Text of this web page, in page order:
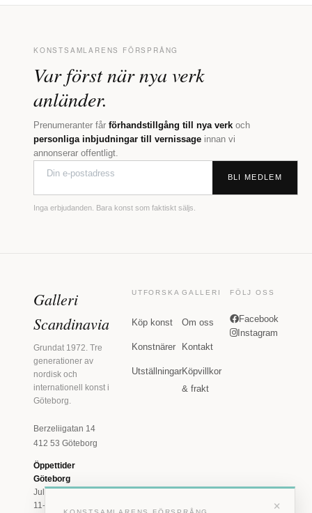
KONSTSAMLARENS FÖRSPRÅNG
Var först när nya verk
anländer.
Prenumeranter får förhandstillgång till nya verk och
personliga inbjudningar till vernissage innan vi
annonserar offentligt.
BLI MEDLEM
Inga erbjudanden. Bara konst som faktiskt säljs.
Galleri
Scandinavia
Grundat 1972. Tre
generationer av
nordisk och
internationell konst i
Göteborg.
Berzeliigatan 14
412 53 Göteborg
Öppettider
Göteborg
Juli: Tis 11-18 · Lör
11-16
UTFORSKA
Köp konst
Konstnärer
Utställningar
GALLERI
Om oss
Kontakt
Köpvillkor
& frakt
FÖLJ OSS
Facebook
Instagram
×